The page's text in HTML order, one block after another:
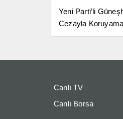
Yeni Parti’li
Cezayla
Canlı TV
Canlı Borsa